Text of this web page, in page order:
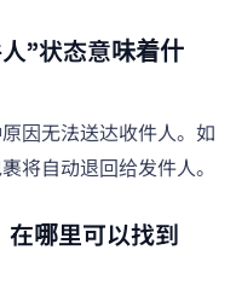
”状态意味着什
因无法送达收件人。如
将自动退回给发件人。
哪里可以找到